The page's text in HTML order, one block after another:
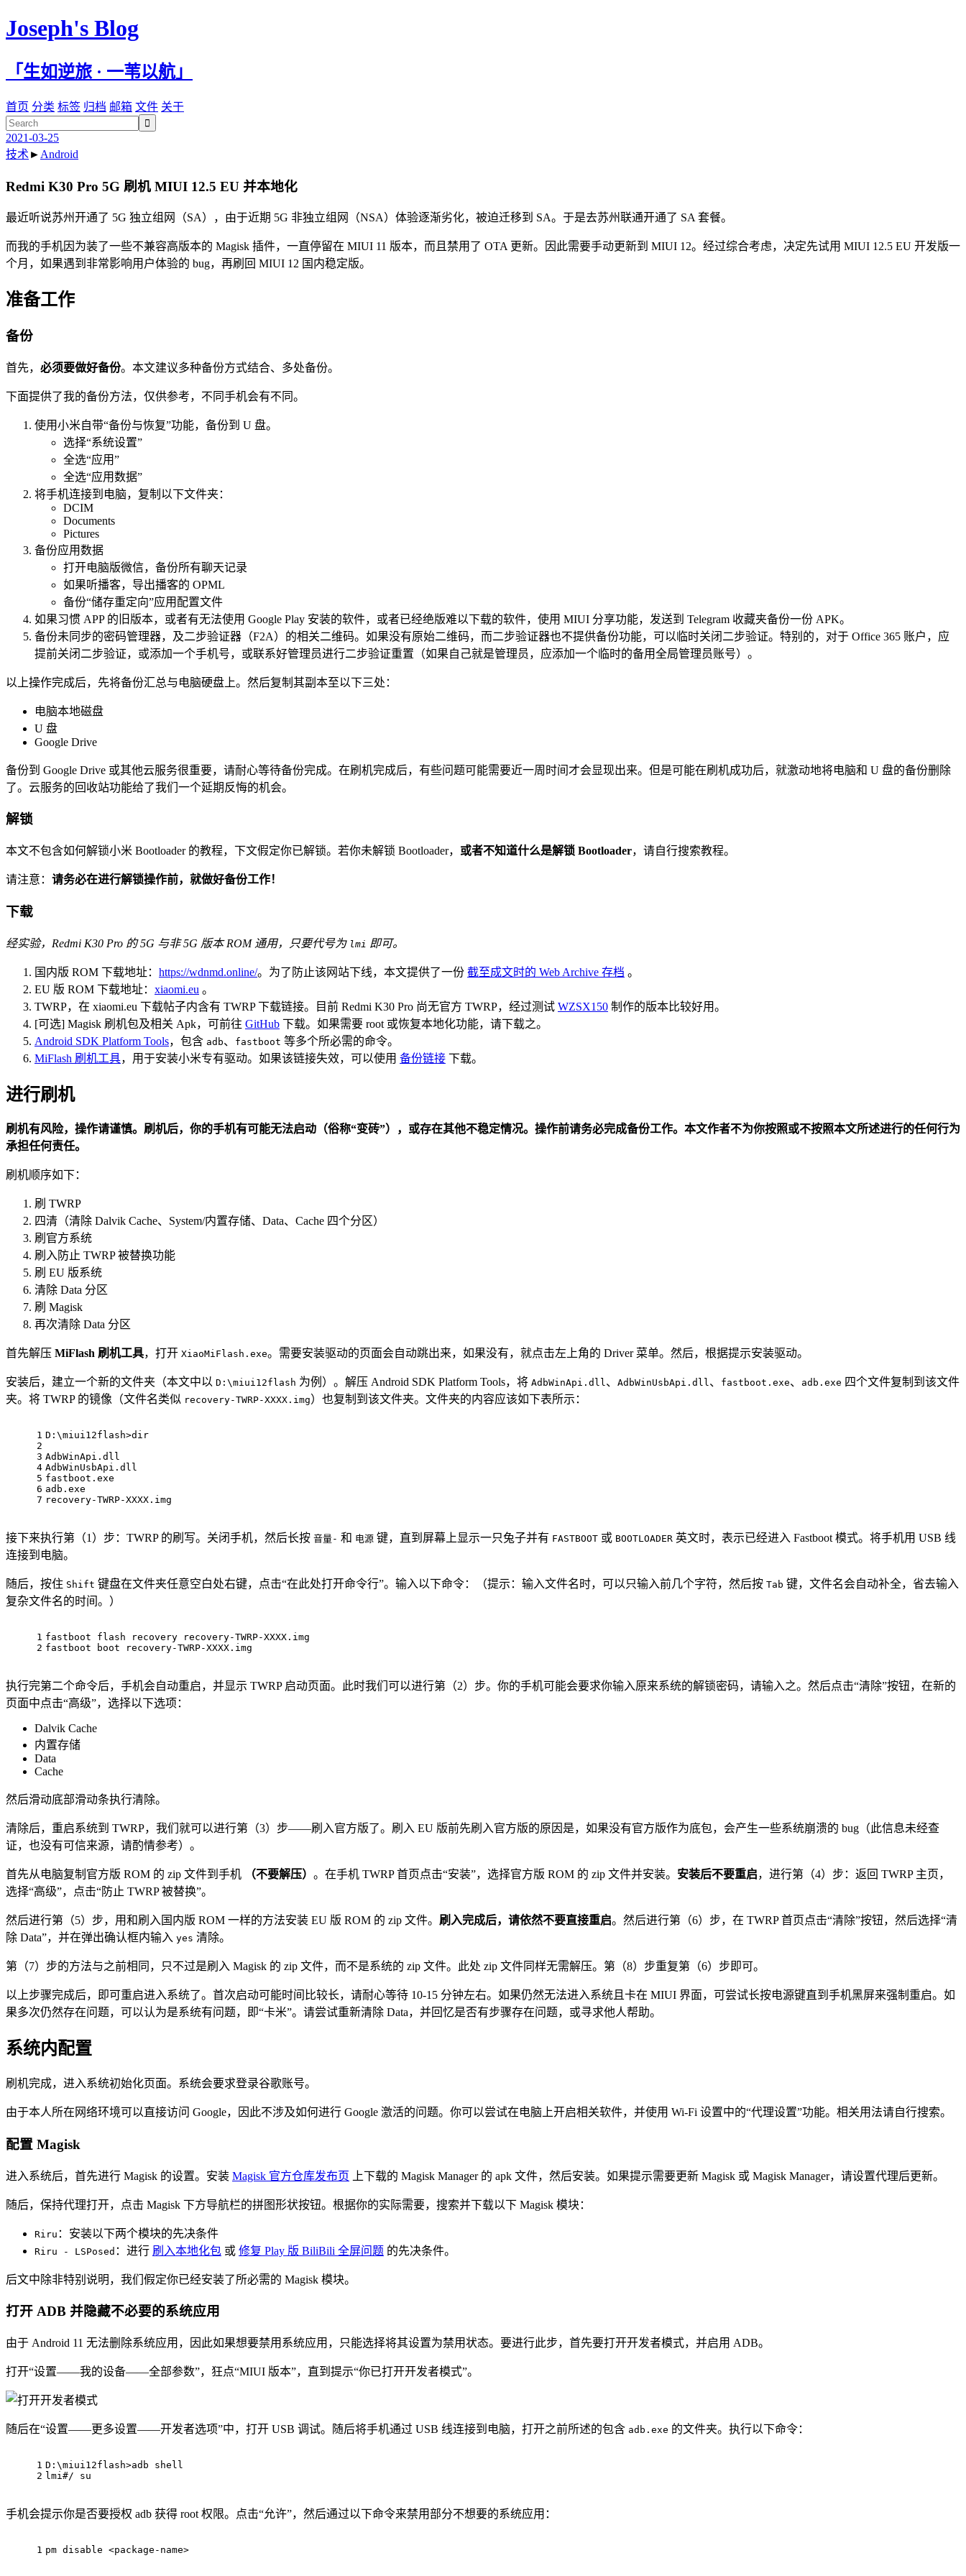
Joseph's Blog
「生如逆旅 · 一苇以航」
首页 分类 标签 归档 邮箱 文件 关于

2021-03-25
技术► Android
Redmi K30 Pro 5G 刷机 MIUI 12.5 EU 并本地化
最近听说苏州开通了 5G 独立组网（SA），由于近期 5G 非独立组网（NSA）体验逐渐劣化，被迫迁移到 SA。于是去苏州联通开通了 SA 套餐。
而我的手机因为装了一些不兼容高版本的 Magisk 插件，一直停留在 MIUI 11 版本，而且禁用了 OTA 更新。因此需要手动更新到 MIUI 12。经过综合考虑，决定先试用 MIUI 12.5 EU 开发版一
个月，如果遇到非常影响用户体验的 bug，再刷回 MIUI 12 国内稳定版。
准备工作
备份
首先， 必须要做好备份。本文建议多种备份方式结合、多处备份。
下面提供了我的备份方法，仅供参考，不同手机会有不同。
使用小米自带“备份与恢复”功能，备份到 U 盘。
选择“系统设置”
全选“应用”
全选“应用数据”
将手机连接到电脑，复制以下文件夹：
DCIM
Documents
Pictures
备份应用数据
打开电脑版微信，备份所有聊天记录
如果听播客，导出播客的 OPML
备份“储存重定向”应用配置文件
如果习惯 APP 的旧版本，或者有无法使用 Google Play 安装的软件，或者已经绝版难以下载的软件，使用 MIUI 分享功能，发送到 Telegram 收藏夹备份一份 APK。
备份未同步的密码管理器，及二步验证器（F2A）的相关二维码。如果没有原始二维码，而二步验证器也不提供备份功能，可以临时关闭二步验证。特别的，对于 Office 365 账户，应
提前关闭二步验证，或添加一个手机号，或联系好管理员进行二步验证重置（如果自己就是管理员，应添加一个临时的备用全局管理员账号）。
以上操作完成后，先将备份汇总与电脑硬盘上。然后复制其副本至以下三处：
电脑本地磁盘
U 盘
Google Drive
备份到 Google Drive 或其他云服务很重要，请耐心等待备份完成。在刷机完成后，有些问题可能需要近一周时间才会显现出来。但是可能在刷机成功后，就激动地将电脑和 U 盘的备份删除
了。云服务的回收站功能给了我们一个延期反悔的机会。
解锁
本文不包含如何解锁小米 Bootloader 的教程，下文假定你已解锁。若你未解锁 Bootloader， 或者不知道什么是解锁 Bootloader，请自行搜索教程。
请注意： 请务必在进行解锁操作前，就做好备份工作！
下载
经实验，Redmi K30 Pro 的 5G 与非 5G 版本 ROM 通用，只要代号为 lmi 即可。
国内版 ROM 下载地址： https://wdnmd.online/。为了防止该网站下线，本文提供了一份 截至成文时的 Web Archive 存档 。
EU 版 ROM 下载地址： xiaomi.eu 。
TWRP，在 xiaomi.eu 下载帖子内含有 TWRP 下载链接。目前 Redmi K30 Pro 尚无官方 TWRP，经过测试 WZSX150 制作的版本比较好用。
[可选] Magisk 刷机包及相关 Apk，可前往 GitHub 下载。如果需要 root 或恢复本地化功能，请下载之。
Android SDK Platform Tools，包含 adb、 fastboot 等多个所必需的命令。
MiFlash 刷机工具，用于安装小米专有驱动。如果该链接失效，可以使用 备份链接 下载。
进行刷机
刷机有风险，操作请谨慎。刷机后，你的手机有可能无法启动（俗称“变砖”），或存在其他不稳定情况。操作前请务必完成备份工作。本文作者不为你按照或不按照本文所述进行的任何行为
承担任何责任。
刷机顺序如下：
刷 TWRP
四清（清除 Dalvik Cache、System/内置存储、Data、Cache 四个分区）
刷官方系统
刷入防止 TWRP 被替换功能
刷 EU 版系统
清除 Data 分区
刷 Magisk
再次清除 Data 分区
首先解压 MiFlash 刷机工具，打开 XiaoMiFlash.exe。需要安装驱动的页面会自动跳出来，如果没有，就点击左上角的 Driver 菜单。然后，根据提示安装驱动。
安装后，建立一个新的文件夹（本文中以 D:\miui12flash 为例）。解压 Android SDK Platform Tools，将 AdbWinApi.dll、 AdbWinUsbApi.dll、 fastboot.exe、 adb.exe 四个文件复制到该文件
夹。将 TWRP 的镜像（文件名类似 recovery-TWRP-XXXX.img）也复制到该文件夹。文件夹的内容应该如下表所示：
1
2
3
4
5
6
7
D:\miui12flash>dir
AdbWinApi.dll
AdbWinUsbApi.dll
fastboot.exe
adb.exe
recovery-TWRP-XXXX.img
接下来执行第（1）步：TWRP 的刷写。关闭手机，然后长按 音量- 和 电源 键，直到屏幕上显示一只兔子并有 FASTBOOT 或 BOOTLOADER 英文时，表示已经进入 Fastboot 模式。将手机用 USB 线
连接到电脑。
随后，按住 Shift 键盘在文件夹任意空白处右键，点击“在此处打开命令行”。输入以下命令：（提示：输入文件名时，可以只输入前几个字符，然后按 Tab 键，文件名会自动补全，省去输入
复杂文件名的时间。）
1
2
fastboot flash recovery recovery-TWRP-XXXX.img
fastboot boot recovery-TWRP-XXXX.img
执行完第二个命令后，手机会自动重启，并显示 TWRP 启动页面。此时我们可以进行第（2）步。你的手机可能会要求你输入原来系统的解锁密码，请输入之。然后点击“清除”按钮，在新的
页面中点击“高级”，选择以下选项：
Dalvik Cache
内置存储
Data
Cache
然后滑动底部滑动条执行清除。
清除后，重启系统到 TWRP，我们就可以进行第（3）步——刷入官方版了。刷入 EU 版前先刷入官方版的原因是，如果没有官方版作为底包，会产生一些系统崩溃的 bug（此信息未经查
证，也没有可信来源，请酌情参考）。
首先从电脑复制官方版 ROM 的 zip 文件到手机 （不要解压） 。在手机 TWRP 首页点击“安装”，选择官方版 ROM 的 zip 文件并安装。 安装后不要重启，进行第（4）步：返回 TWRP 主页，
选择“高级”，点击“防止 TWRP 被替换”。
然后进行第（5）步，用和刷入国内版 ROM 一样的方法安装 EU 版 ROM 的 zip 文件。 刷入完成后，请依然不要直接重启。然后进行第（6）步，在 TWRP 首页点击“清除”按钮，然后选择“清
除 Data”，并在弹出确认框内输入 yes 清除。
第（7）步的方法与之前相同，只不过是刷入 Magisk 的 zip 文件，而不是系统的 zip 文件。此处 zip 文件同样无需解压。第（8）步重复第（6）步即可。
以上步骤完成后，即可重启进入系统了。首次启动可能时间比较长，请耐心等待 10-15 分钟左右。如果仍然无法进入系统且卡在 MIUI 界面，可尝试长按电源键直到手机黑屏来强制重启。如
果多次仍然存在问题，可以认为是系统有问题，即“卡米”。请尝试重新清除 Data，并回忆是否有步骤存在问题，或寻求他人帮助。
系统内配置
刷机完成，进入系统初始化页面。系统会要求登录谷歌账号。
由于本人所在网络环境可以直接访问 Google，因此不涉及如何进行 Google 激活的问题。你可以尝试在电脑上开启相关软件，并使用 Wi-Fi 设置中的“代理设置”功能。相关用法请自行搜索。
配置 Magisk
进入系统后，首先进行 Magisk 的设置。安装 Magisk 官方仓库发布页 上下载的 Magisk Manager 的 apk 文件，然后安装。如果提示需要更新 Magisk 或 Magisk Manager，请设置代理后更新。
随后，保持代理打开，点击 Magisk 下方导航栏的拼图形状按钮。根据你的实际需要，搜索并下载以下 Magisk 模块：
Riru ：安装以下两个模块的先决条件
Riru - LSPosed ：进行 刷入本地化包 或 修复 Play 版 BiliBili 全屏问题 的先决条件。
后文中除非特别说明，我们假定你已经安装了所必需的 Magisk 模块。
打开 ADB 并隐藏不必要的系统应用
由于 Android 11 无法删除系统应用，因此如果想要禁用系统应用，只能选择将其设置为禁用状态。要进行此步，首先要打开开发者模式，并启用 ADB。
打开“设置——我的设备——全部参数”，狂点“MIUI 版本”，直到提示“你已打开开发者模式”。
随后在“设置——更多设置——开发者选项”中，打开 USB 调试。随后将手机通过 USB 线连接到电脑，打开之前所述的包含 adb.exe 的文件夹。执行以下命令：
1
2
D:\miui12flash>adb shell
lmi#/ su
手机会提示你是否要授权 adb 获得 root 权限。点击“允许”，然后通过以下命令来禁用部分不想要的系统应用：
1 pm disable <package-name>